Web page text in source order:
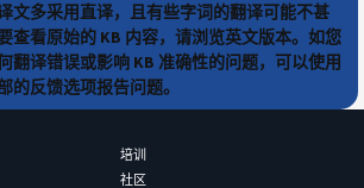
文多采用直译，且有些字词的翻译可能不甚
查看原始的 KB 内容，请浏览英文版本。如您
翻译错误或影响 KB 准确性的问题，可以使用
的反馈选项报告问题。
培训
社区